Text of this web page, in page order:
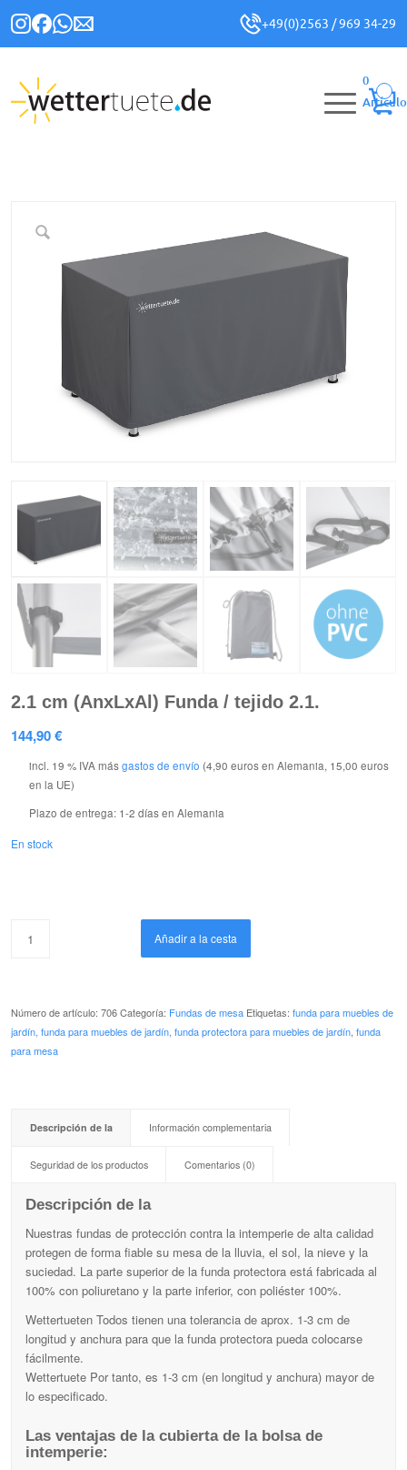
+49(0)2563 / 969 34-29
0
Artículo
2.1 cm (AnxLxAl) Funda / tejido 2.1.
144,90€
incl. 19 % IVA másgastos de envío (4,90 euros en Alemania, 15,00 euros
en la UE)
Plazo de entrega: 1-2 días en Alemania
En stock
Añadir a la cesta
Número de artículo: 706Categoría: Fundas de mesa Etiquetas: fundaparamuebles de
jardín, funda para muebles de jardín, funda protectora para muebles de jardín funda
para mesa
Descripción de la Información complementaria
Seguridad de los productos Comentarios (0)
Descripción de la
Nuestras fundas de protección contra la intemperie de alta calidad
protegen de forma fiable su mesa de la lluvia, el sol, la nieve y la
suciedad. La parte superior de la funda protectora está fabricada al
100% con poliuretano y la parte inferior, con poliéster 100%.
Wettertueten Todos tienen una tolerancia de aprox. 1-3 cm de
longitud y anchura para que la funda protectora pueda colocarse
fácilmente.
Wettertuete Por tanto, es 1-3 cm (en longitud y anchura) mayor de
lo especificado.
Las ventajas de la cubierta de la bolsa de
intemperie: